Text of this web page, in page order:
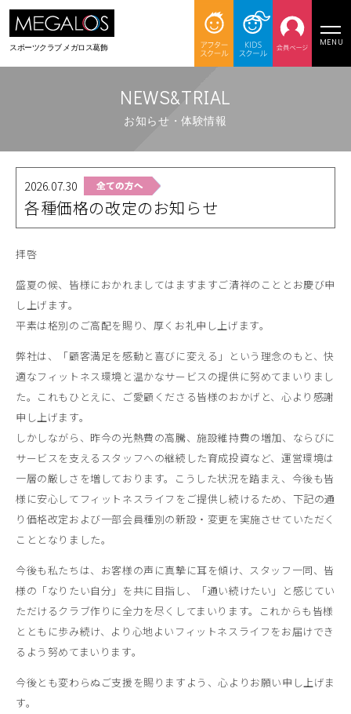
スポーツクラブメガロス葛飾
MENU
NEWS&TRIAL
お知らせ・体験情報
2026.07.30
各種価格の改定のお知らせ
拝啓
盛夏の候、皆様におかれましてはますますご清祥のこととお慶び申
し上げます。
平素は格別のご高配を賜り、厚くお礼申し上げます。
弊社は、「顧客満足を感動と喜びに変える」という理念のもと、快
適なフィットネス環境と温かなサービスの提供に努めてまいりまし
た。これもひとえに、ご愛顧くださる皆様のおかげと、心より感謝
申し上げます。
しかしながら、昨今の光熱費の高騰、施設維持費の増加、ならびに
サービスを支えるスタッフへの継続した育成投資など、運営環境は
一層の厳しさを増しております。こうした状況を踏まえ、今後も皆
様に安心してフィットネスライフをご提供し続けるため、下記の通
り価格改定および一部会員種別の新設・変更を実施させていただく
こととなりました。
今後も私たちは、お客様の声に真摯に耳を傾け、スタッフ一同、皆
様の「なりたい自分」を共に目指し、「通い続けたい」と感じてい
ただけるクラブ作りに全力を尽くしてまいります。これからも皆様
とともに歩み続け、より心地よいフィットネスライフをお届けでき
るよう努めてまいります。
今後とも変わらぬご支援を賜りますよう、心よりお願い申し上げま
す。